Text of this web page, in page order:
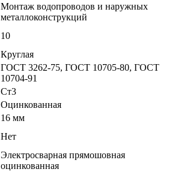
Монтаж водопроводов и наружных
металлоконструкций
10
Круглая
ГОСТ 3262-75, ГОСТ 10705-80, ГОСТ
10704-91
Ст3
Оцинкованная
16 мм
Нет
Электросварная прямошовная
оцинкованная